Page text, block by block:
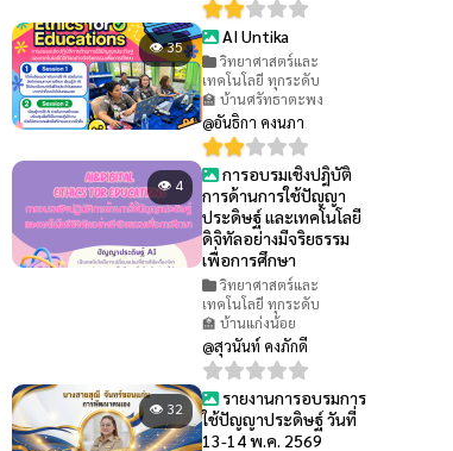
👁 35 AI Untika
วิทยาศาสตร์และ
เทคโนโลยี ทุกระดับ
🏫 บ้านศรัทธาตะพง
@อันธิกา คงนภา
👁 4
การอบรมเชิงปฎิบัติ
การด้านการใช้ปัญญา
ประดิษฐ์ และเทคโนโลยี
ดิจิทัลอย่างมีจริยธรรม
เพื่อการศึกษา
วิทยาศาสตร์และ
เทคโนโลยี ทุกระดับ
🏫 บ้านแก่งน้อย
@สุวนันท์ คงภักดี
👁 32
รายงานการอบรมการ
ใช้ปัญญาประดิษฐ์ วันที่
13-14 พ.ค. 2569